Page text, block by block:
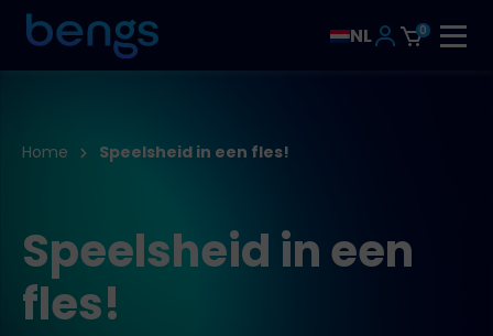
NL 0
Home Speelsheid in een fles!
Speelsheid in een
fles!